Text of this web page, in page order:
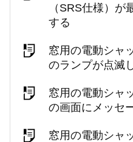
（SRS仕様）
する
窓用の電動シャ
のランプが点滅
窓用の電動シャ
の画面にメッセ
窓用の電動シャ